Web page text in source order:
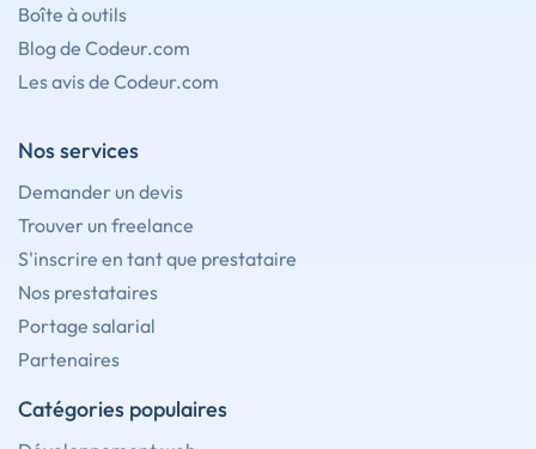
Boîte à outils
Blog de Codeur.com
Les avis de Codeur.com
Nos services
Demander un devis
Trouver un freelance
S'inscrire en tant que prestataire
Nos prestataires
Portage salarial
Partenaires
Catégories populaires